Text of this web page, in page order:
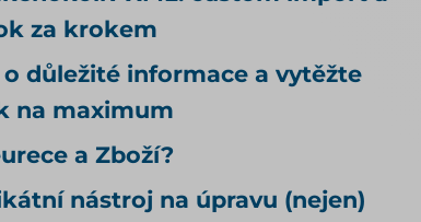
udělají. Tenhle text
Nejdřív odpoví na
většina návodů
odkazy vůbec
ukáže, kde je e-
Uvidíte taky, co se
odkazech běžně
za krokem
důležité informace a vytěžte
na maximum
a Zboží?
nástroj na úpravu (nejen)